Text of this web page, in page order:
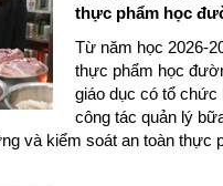
thực phẩm học
Từ năm học 2026-
thực phẩm học
giáo dục có tổ chức
công tác quản lý
và kiểm soát an toàn thực